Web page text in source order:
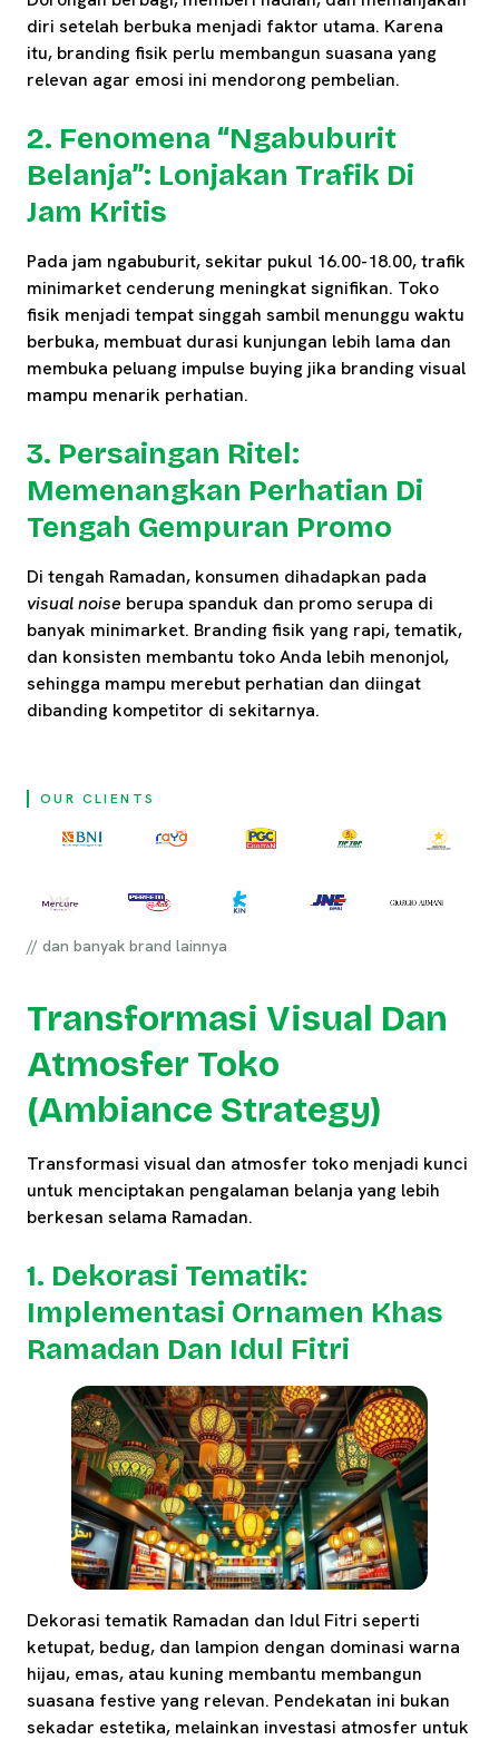
diri setelah berbuka menjadi faktor utama. Karena
itu, branding fisik perlu membangun suasana yang
relevan agar emosi ini mendorong pembelian.
2. Fenomena “Ngabuburit
Belanja”: Lonjakan Trafik Di
Jam Kritis
Pada jam ngabuburit, sekitar pukul 16.00-18.00, trafik
minimarket cenderung meningkat signifikan. Toko
fisik menjadi tempat singgah sambil menunggu waktu
berbuka, membuat durasi kunjungan lebih lama dan
membuka peluang impulse buying jika branding visual
mampu menarik perhatian.
3. Persaingan Ritel:
Memenangkan Perhatian Di
Tengah Gempuran Promo
Di tengah Ramadan, konsumen dihadapkan pada
visual noise berupa spanduk dan promo serupa di
banyak minimarket. Branding fisik yang rapi, tematik,
dan konsisten membantu toko Anda lebih menonjol,
sehingga mampu merebut perhatian dan diingat
dibanding kompetitor di sekitarnya.
OUR CLIENTS
// dan banyak brand lainnya
Transformasi Visual Dan
Atmosfer Toko
(Ambiance Strategy)
Transformasi visual dan atmosfer toko menjadi kunci
untuk menciptakan pengalaman belanja yang lebih
berkesan selama Ramadan.
1. Dekorasi Tematik:
Implementasi Ornamen Khas
Ramadan Dan Idul Fitri
Dekorasi tematik Ramadan dan Idul Fitri seperti
ketupat, bedug, dan lampion dengan dominasi warna
hijau, emas, atau kuning membantu membangun
suasana festive yang relevan. Pendekatan ini bukan
sekadar estetika, melainkan investasi atmosfer untuk